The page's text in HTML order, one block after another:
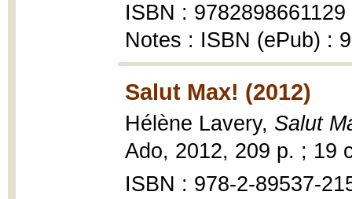
ISBN : 9782898661129
Notes : ISBN (ePub) :
Salut Max! (2012)
Hélène Lavery, Salut
Ado, 2012, 209 p. ; 19
ISBN : 978-2-89537-